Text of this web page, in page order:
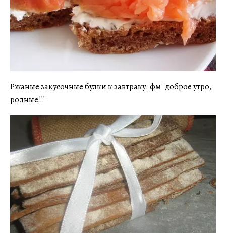
Ржаные закусочные булки к завтраку. фм "доброе утро,
родные!!!"